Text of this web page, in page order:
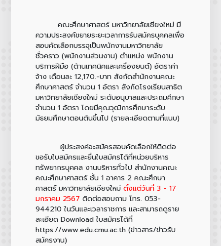
คณะศึกษาศาสตร์ มหาวิทยาลัยเชียงใหม่ มี
ความประสงค์ขยายระยะเวลาการรับสมัครบุคคลเพื่อ
สอบคัดเลือกบรรจุเป็นพนักงานมหาวิทยาลัย
ชั่วคราว (พนักงานส่วนงาน) ตำแหน่ง พนักงาน
บริการฝีมือ (ด้านเทคนิคและเครื่องยนต์) อัตราค่า
จ้าง เดือนละ 12,170.-บาท สังกัดสำนักงานคณะ
ศึกษาศาสตร์ จำนวน 1 อัตรา สังกัดโรงเรียนสาธิต
มหาวิทยาลัยเชียงใหม่ ระดับอนุบาลและประถมศึกษา
จำนวน 1 อัตรา โดยมีคุณวุฒิการศึกษาระดับ
มัธยมศึกษาตอนต้นขึ้นไป (รายละเอียดตามที่แนบ)
ผู้ประสงค์จะสมัครสอบคัดเลือกให้ติดต่อ
ขอรับใบสมัครและยื่นใบสมัครได้ที่หน่วยบริหาร
ทรัพยากรบุคคล งานบริหารทั่วไป สำนักงานคณะ
คณะศึกษาศาสตร์ ชั้น 1 อาคาร 2 คณะศึกษา
ศาสตร์ มหาวิทยาลัยเชียงใหม่ ตั้งแต่วันที่ 3 - 17
มกราคม 2567 ติดต่อสอบถาม โทร. 053-
944210 ในวันและเวลาราชการ และสามารถดูราย
ละเอียด Download ใบสมัครได้ที่
https://www.edu.cmu.ac.th (ข่าวสาร/ข่าวรับ
สมัครงาน)